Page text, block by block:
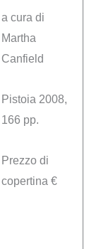
a cura di
Martha
Canfield
Pistoia 2008,
166 pp.
Prezzo di
copertina €